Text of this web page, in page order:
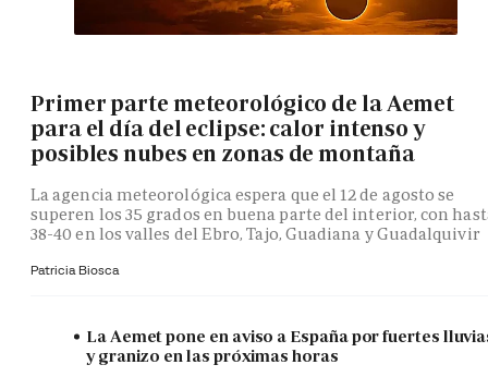
Primer parte meteorológico de la Aemet
para el día del eclipse: calor intenso y
posibles nubes en zonas de montaña
La agencia meteorológica espera que el 12 de agosto se
superen los 35 grados en buena parte del interior, con
38-40 en los valles del Ebro, Tajo, Guadiana y Guadalquivir
Patricia Biosca
La Aemet pone en aviso a España por fuertes
y granizo en las próximas horas